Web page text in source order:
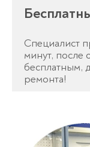
Специалист
минут, после
бесплатным,
ремонта!